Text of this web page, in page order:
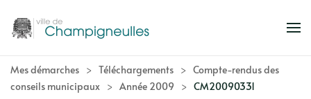
Accéder au contenu principal
Mes démarches Téléchargements
Compte-rendus des
conseils municipaux
Année 2009 CM20090331